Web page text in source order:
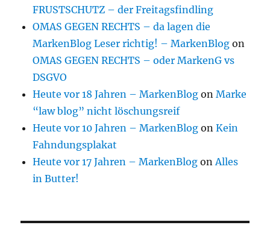
FRUSTSCHUTZ – der Freitagsfindling
OMAS GEGEN RECHTS – da lagen die
MarkenBlog Leser richtig! – MarkenBlog on
OMAS GEGEN RECHTS – oder MarkenG vs
DSGVO
Heute vor 18 Jahren – MarkenBlog onMarke
“law blog” nicht löschungsreif
Heute vor 10 Jahren – MarkenBlog onKein
Fahndungsplakat
Heute vor 17 Jahren – MarkenBlog onAlles
in Butter!